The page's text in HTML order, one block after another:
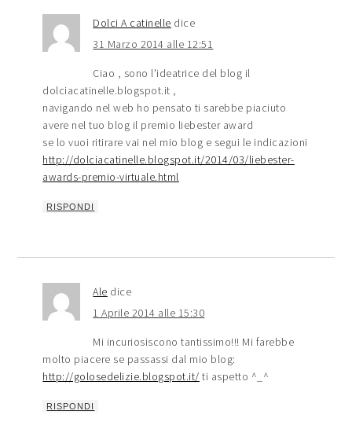
Dolci A catinelle dice
31 Marzo 2014 alle 12:51
Ciao , sono l'ideatrice del blog il
dolciacatinelle.blogspot.it ,
navigando nel web ho pensato ti sarebbe piaciuto
avere nel tuo blog il premio liebester award
se lo vuoi ritirare vai nel mio blog e segui le indicazioni
http://dolciacatinelle.blogspot.it/2014/03/liebester-
awards-premio-virtuale.html
RISPONDI
Ale dice
1 Aprile 2014 alle 15:30
Mi incuriosiscono tantissimo!!! Mi farebbe
molto piacere se passassi dal mio blog:
http://golosedelizie.blogspot.it/ ti aspetto ^_^
RISPONDI